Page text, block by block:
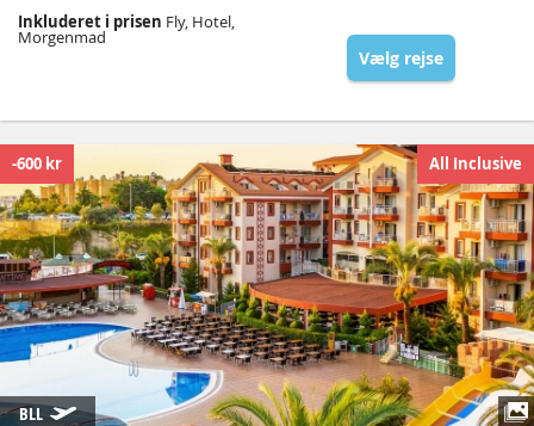
Inkluderet i prisen Fly, Hotel,
Morgenmad
Vælg rejse
-600 kr All Inclusive
BLL